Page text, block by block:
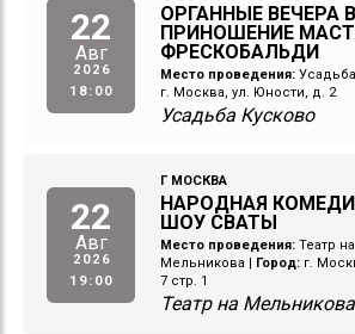
22
Авг
2026
18:00
ОРГАННЫЕ ВЕЧЕРА
ПРИНОШЕНИЕ
ФРЕСКОБАЛЬДИ
Место проведения:
г. Москва, ул. Юности, д. 2
Усадьба Кусково
22
Авг
2026
19:00
Г МОСКВА
НАРОДНАЯ
ШОУ СВАТЫ
Место проведения: Театр на
Мельникова | Город: г.
7 стр. 1
Театр на Мельникова